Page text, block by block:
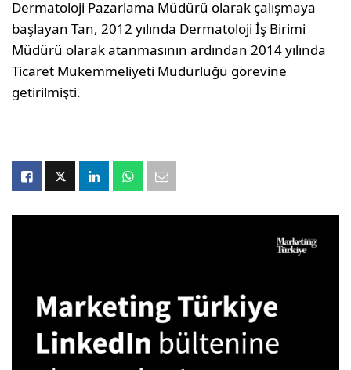
Dermatoloji Pazarlama Müdürü olarak çalışmaya
başlayan Tan, 2012 yılında Dermatoloji İş Birimi
Müdürü olarak atanmasının ardından 2014 yılında
Ticaret Mükemmeliyeti Müdürlüğü görevine
getirilmişti.